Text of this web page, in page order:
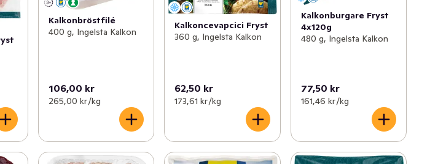
Kalkonbröstfilé
400 g, Ingelsta Kalkon
106,00 kr
265,00 kr /kg
Kalkoncevapcici Fryst
360 g, Ingelsta Kalkon
62,50 kr
173,61 kr /kg
Kalkonburgare Fryst
4x120g
480 g, Ingelsta Kalkon
77,50 kr
161,46 kr /kg